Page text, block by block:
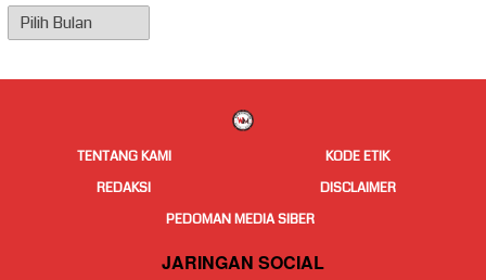
Arsip
Berita
TENTANG KAMI
KODE ETIK
REDAKSI
DISCLAIMER
PEDOMAN MEDIA SIBER
JARINGAN SOCIAL